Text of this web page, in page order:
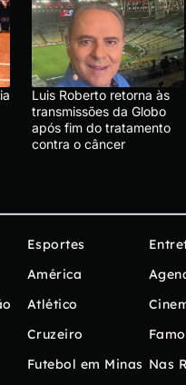
Luis Roberto retorna às
transmissões da Globo
após fim do tratamento
contra o câncer
Esportes
América
Atlético
Cruzeiro
Futebol em Minas Nas